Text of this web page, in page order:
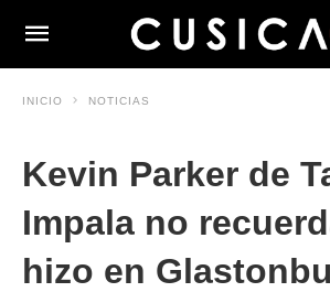
INICIO NOTICIAS
Kevin Parker de
Impala no
hizo en